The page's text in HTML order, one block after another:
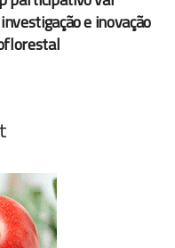
e inovação